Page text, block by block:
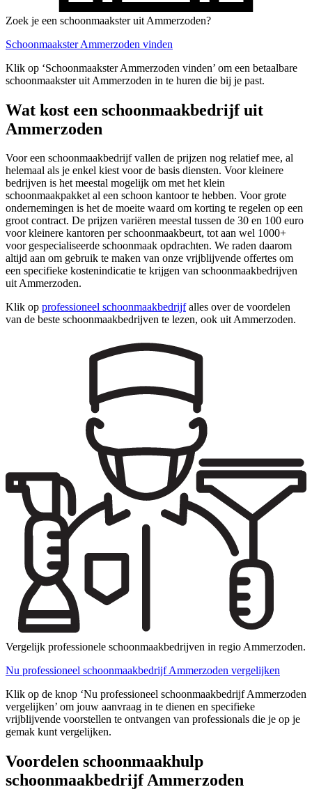
Zoek je een schoonmaakster uit Ammerzoden?
Schoonmaakster Ammerzoden vinden
Klik op ‘Schoonmaakster Ammerzoden vinden’ om een betaalbare
schoonmaakster uit Ammerzoden in te huren die bij je past.
Wat kost een schoonmaakbedrijf uit
Ammerzoden
Voor een schoonmaakbedrijf vallen de prijzen nog relatief mee, al
helemaal als je enkel kiest voor de basis diensten. Voor kleinere
bedrijven is het meestal mogelijk om met het klein
schoonmaakpakket al een schoon kantoor te hebben. Voor grote
ondernemingen is het de moeite waard om korting te regelen op een
groot contract. De prijzen variëren meestal tussen de 30 en 100 euro
voor kleinere kantoren per schoonmaakbeurt, tot aan wel 1000+
voor gespecialiseerde schoonmaak opdrachten. We raden daarom
altijd aan om gebruik te maken van onze vrijblijvende offertes om
een specifieke kostenindicatie te krijgen van schoonmaakbedrijven
uit Ammerzoden.
Klik op professioneel schoonmaakbedrijfalles over de voordelen
van de beste schoonmaakbedrijven te lezen, ook uit Ammerzoden.
Vergelijk professionele schoonmaakbedrijven in regio Ammerzoden.
Nu professioneel schoonmaakbedrijf Ammerzoden vergelijken
Klik op de knop ‘Nu professioneel schoonmaakbedrijf Ammerzoden
vergelijken’ om jouw aanvraag in te dienen en specifieke
vrijblijvende voorstellen te ontvangen van professionals die je op je
gemak kunt vergelijken.
Voordelen schoonmaakhulp
schoonmaakbedrijf Ammerzoden